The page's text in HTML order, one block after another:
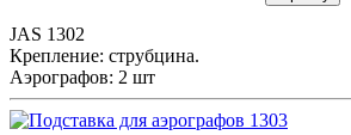
JAS 1302
Крепление: струбцина.
Аэрографов: 2 шт